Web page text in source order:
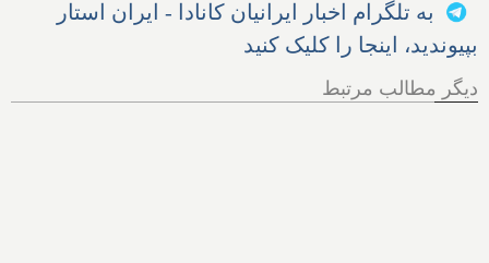
به تلگرام اخبار ایرانیان کانادا - ایران استار
بپیوندید، اینجا را کلیک کنید
دیگر مطالب مرتبط